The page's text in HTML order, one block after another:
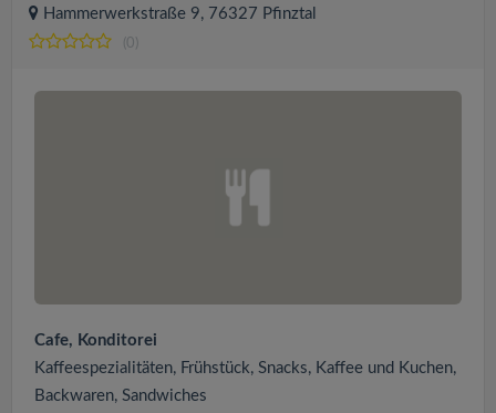
Hammerwerkstraße 9, 76327 Pfinztal
(0)
Cafe, Konditorei
Kaffeespezialitäten, Frühstück, Snacks, Kaffee und Kuchen,
Backwaren, Sandwiches